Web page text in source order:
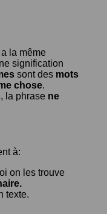
la même
signification
sont des mots
chose.
, la phrase ne
à:
on les trouve
texte.